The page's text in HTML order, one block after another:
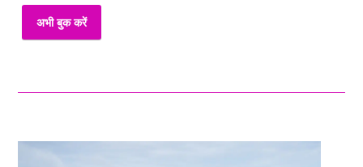
अभी बुक करें